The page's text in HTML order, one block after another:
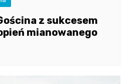
z sukcesem
mianowanego